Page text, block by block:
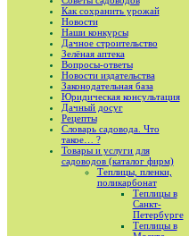
Как сохранить урожай
Новости
Наши конкурсы
Дачное строительство
Зелёная аптека
Вопросы-ответы
Новости издательства
Законодательная база
Юридическая консультация
Дачный досуг
Рецепты
Словарь садовода. Что
такое… ?
Товары и услуги для
садоводов (каталог фирм)
Теплицы, пленки,
поликарбонат
Теплицы в
Санкт-
Петербурге
Теплицы в